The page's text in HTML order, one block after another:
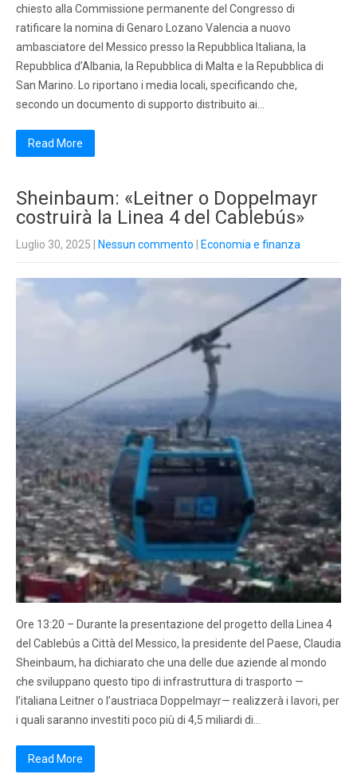
chiesto alla Commissione permanente del Congresso di
ratificare la nomina di Genaro Lozano Valencia a nuovo
ambasciatore del Messico presso la Repubblica Italiana, la
Repubblica d’Albania, la Repubblica di Malta e la Repubblica di
San Marino. Lo riportano i media locali, specificando che,
secondo un documento di supporto distribuito ai…
Read More
Sheinbaum: «Leitner o Doppelmayr
costruirà la Linea 4 del Cablebús»
Luglio 30, 2025 Nessun commento Economia e finanza
Ore 13:20 – Durante la presentazione del progetto della Linea 4
del Cablebús a Città del Messico, la presidente del Paese, Claudia
Sheinbaum, ha dichiarato che una delle due aziende al mondo
che sviluppano questo tipo di infrastruttura di trasporto —
l’italiana Leitner o l’austriaca Doppelmayr— realizzerà i lavori, per
i quali saranno investiti poco più di 4,5 miliardi di…
Read More